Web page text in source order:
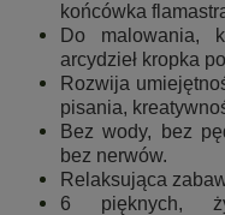
końcówka
Do malowania,
arcydzieł kropka
Rozwija
pisania,
Bez wody, bez
bez nerwów.
Relaksująca
6 pięknych,